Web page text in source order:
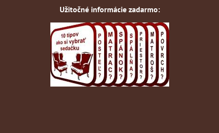
Užitočné informácie zadarmo: